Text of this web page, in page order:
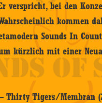
verspricht, bei den
kommen
Sounds In
kürzlich mit einer
Thirty Tigers/Membran